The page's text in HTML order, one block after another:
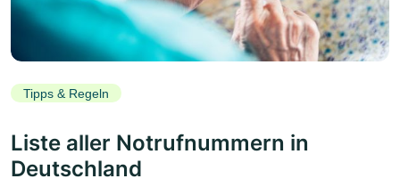
Tipps & Regeln
Liste aller Notrufnummern in
Deutschland